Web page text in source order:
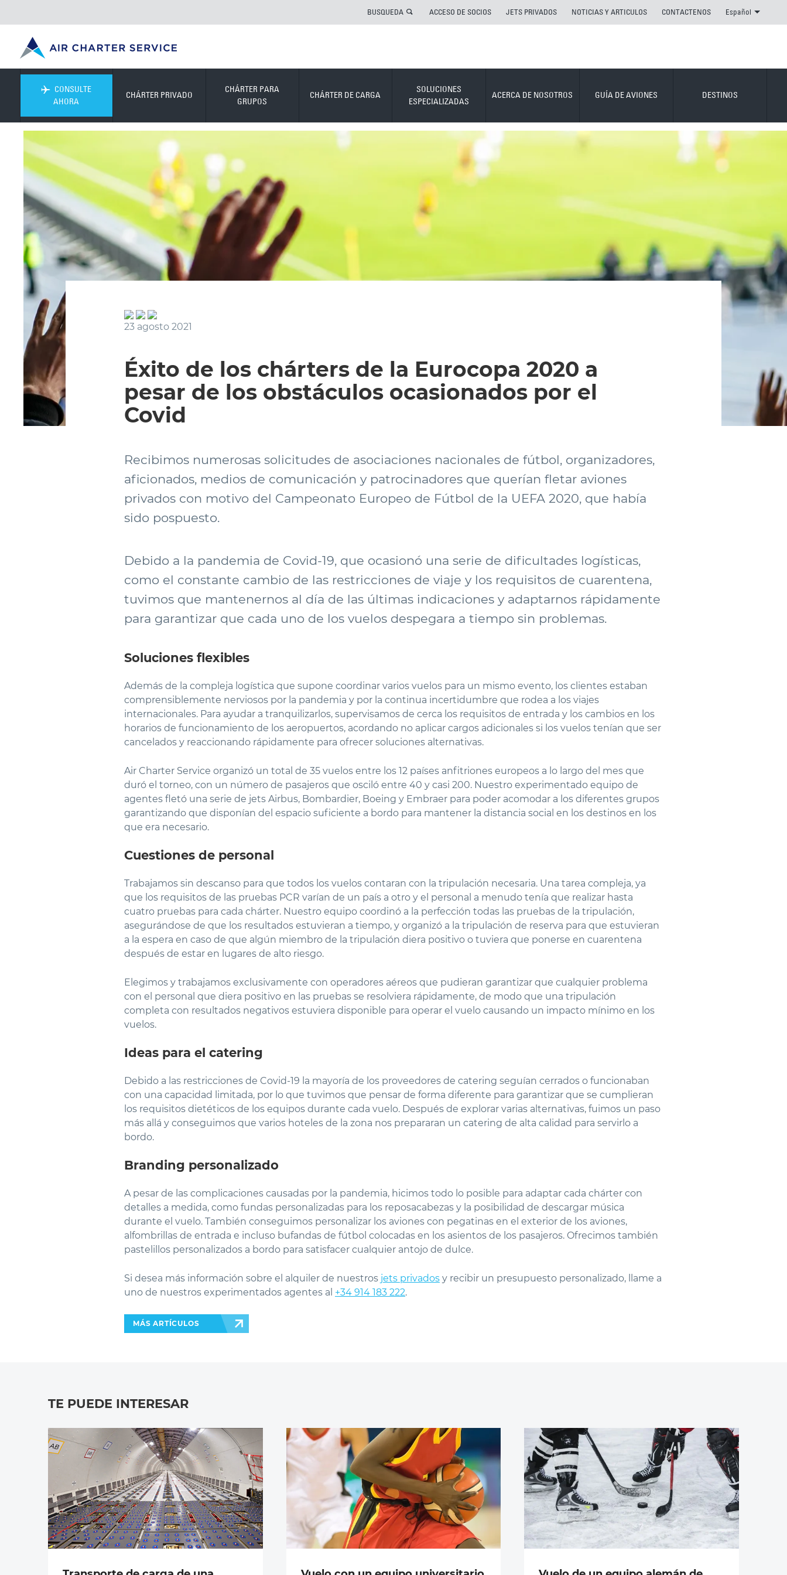
BUSQUEDA ACCESO DE SOCIOS JETS PRIVADOS NOTICIAS Y ARTICULOS CONTACTENOS Español
CONSULTE
AHORA
CHÁRTER PRIVADO
CHÁRTER PARA
GRUPOS
CHÁRTER DE CARGA
SOLUCIONES
ESPECIALIZADAS
ACERCA DE NOSOTROS GUÍA DE AVIONES DESTINOS
23 agosto 2021
Éxito de los chárters de la Eurocopa 2020 a
pesar de los obstáculos ocasionados por el
Covid
Recibimos numerosas solicitudes de asociaciones nacionales de fútbol, organizadores,
aficionados, medios de comunicación y patrocinadores que querían fletar aviones
privados con motivo del Campeonato Europeo de Fútbol de la UEFA 2020, que había
sido pospuesto.
Debido a la pandemia de Covid-19, que ocasionó una serie de dificultades logísticas,
como el constante cambio de las restricciones de viaje y los requisitos de cuarentena,
tuvimos que mantenernos al día de las últimas indicaciones y adaptarnos rápidamente
para garantizar que cada uno de los vuelos despegara a tiempo sin problemas.
Soluciones flexibles
Además de la compleja logística que supone coordinar varios vuelos para un mismo evento, los clientes estaban
comprensiblemente nerviosos por la pandemia y por la continua incertidumbre que rodea a los viajes
internacionales. Para ayudar a tranquilizarlos, supervisamos de cerca los requisitos de entrada y los cambios en los
horarios de funcionamiento de los aeropuertos, acordando no aplicar cargos adicionales si los vuelos tenían que ser
cancelados y reaccionando rápidamente para ofrecer soluciones alternativas.
Air Charter Service organizó un total de 35 vuelos entre los 12 países anfitriones europeos a lo largo del mes que
duró el torneo, con un número de pasajeros que osciló entre 40 y casi 200. Nuestro experimentado equipo de
agentes fletó una serie de jets Airbus, Bombardier, Boeing y Embraer para poder acomodar a los diferentes grupos
garantizando que disponían del espacio suficiente a bordo para mantener la distancia social en los destinos en los
que era necesario.
Cuestiones de personal
Trabajamos sin descanso para que todos los vuelos contaran con la tripulación necesaria. Una tarea compleja, ya
que los requisitos de las pruebas PCR varían de un país a otro y el personal a menudo tenía que realizar hasta
cuatro pruebas para cada chárter. Nuestro equipo coordinó a la perfección todas las pruebas de la tripulación,
asegurándose de que los resultados estuvieran a tiempo, y organizó a la tripulación de reserva para que estuvieran
a la espera en caso de que algún miembro de la tripulación diera positivo o tuviera que ponerse en cuarentena
después de estar en lugares de alto riesgo.
Elegimos y trabajamos exclusivamente con operadores aéreos que pudieran garantizar que cualquier problema
con el personal que diera positivo en las pruebas se resolviera rápidamente, de modo que una tripulación
completa con resultados negativos estuviera disponible para operar el vuelo causando un impacto mínimo en los
vuelos.
Ideas para el catering
Debido a las restricciones de Covid-19 la mayoría de los proveedores de catering seguían cerrados o funcionaban
con una capacidad limitada, por lo que tuvimos que pensar de forma diferente para garantizar que se cumplieran
los requisitos dietéticos de los equipos durante cada vuelo. Después de explorar varias alternativas, fuimos un paso
más allá y conseguimos que varios hoteles de la zona nos prepararan un catering de alta calidad para servirlo a
bordo.
Branding personalizado
A pesar de las complicaciones causadas por la pandemia, hicimos todo lo posible para adaptar cada chárter con
detalles a medida, como fundas personalizadas para los reposacabezas y la posibilidad de descargar música
durante el vuelo. También conseguimos personalizar los aviones con pegatinas en el exterior de los aviones,
alfombrillas de entrada e incluso bufandas de fútbol colocadas en los asientos de los pasajeros. Ofrecimos también
pastelillos personalizados a bordo para satisfacer cualquier antojo de dulce.
Si desea más información sobre el alquiler de nuestros jets privados y recibir un presupuesto personalizado, llame a
uno de nuestros experimentados agentes al +34 914 183 222.
MÁS ARTÍCULOS
TE PUEDE INTERESAR